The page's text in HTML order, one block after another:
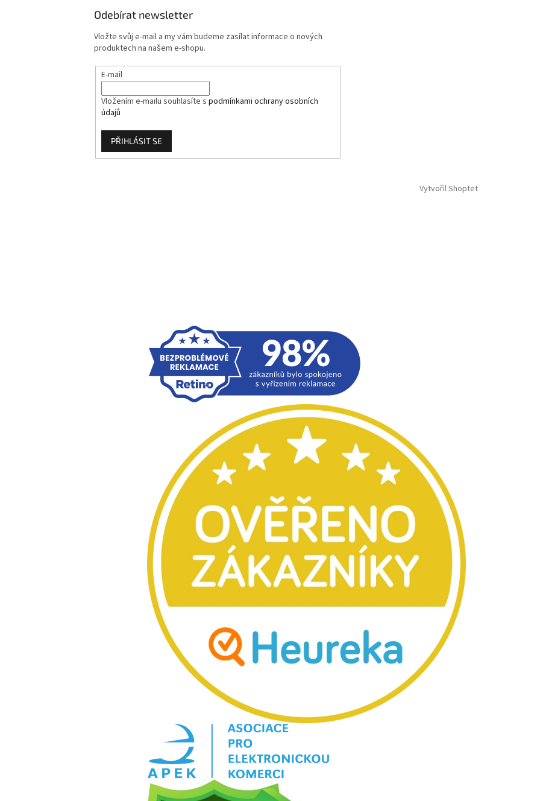
Odebírat newsletter
Vložte svůj e-mail a my vám budeme zasílat informace o nových
produktech na našem e-shopu.
E-mail
Vložením e-mailu souhlasíte s podmínkami ochrany osobních
údajů
PŘIHLÁSIT SE
Vytvořil Shoptet